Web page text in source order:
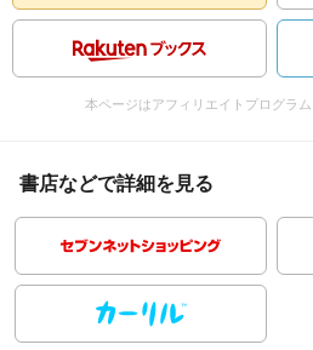
本ページはアフィリエイトプログラ
書店などで詳細を見る